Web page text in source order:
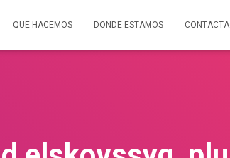
QUE HACEMOS DONDE ESTAMOS CONTACTA